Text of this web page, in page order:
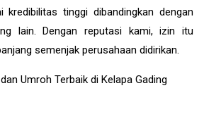
kredibilitas tinggi dibandingkan dengan
lain. Dengan reputasi kami, izin itu
semenjak perusahaan didirikan.